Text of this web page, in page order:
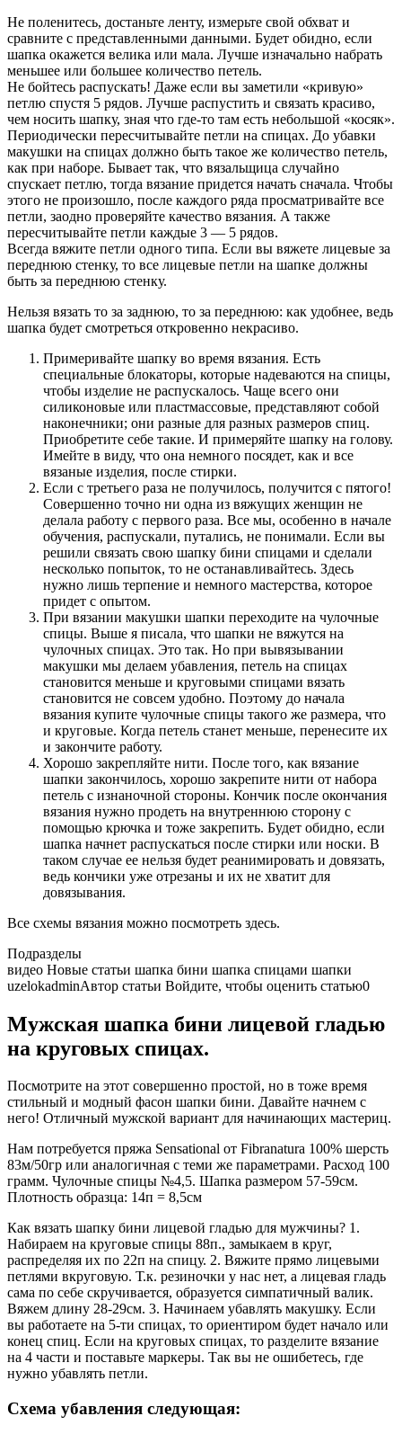
Не поленитесь, достаньте ленту, измерьте свой обхват и
сравните с представленными данными. Будет обидно, если
шапка окажется велика или мала. Лучше изначально набрать
меньшее или большее количество петель.
Не бойтесь распускать! Даже если вы заметили «кривую»
петлю спустя 5 рядов. Лучше распустить и связать красиво,
чем носить шапку, зная что где-то там есть небольшой «косяк».
Периодически пересчитывайте петли на спицах. До убавки
макушки на спицах должно быть такое же количество петель,
как при наборе. Бывает так, что вязальщица случайно
спускает петлю, тогда вязание придется начать сначала. Чтобы
этого не произошло, после каждого ряда просматривайте все
петли, заодно проверяйте качество вязания. А также
пересчитывайте петли каждые 3 — 5 рядов.
Всегда вяжите петли одного типа. Если вы вяжете лицевые за
переднюю стенку, то все лицевые петли на шапке должны
быть за переднюю стенку.
Нельзя вязать то за заднюю, то за переднюю: как удобнее, ведь
шапка будет смотреться откровенно некрасиво.
Примеривайте шапку во время вязания. Есть
специальные блокаторы, которые надеваются на спицы,
чтобы изделие не распускалось. Чаще всего они
силиконовые или пластмассовые, представляют собой
наконечники; они разные для разных размеров спиц.
Приобретите себе такие. И примеряйте шапку на голову.
Имейте в виду, что она немного посядет, как и все
вязаные изделия, после стирки.
Если с третьего раза не получилось, получится с пятого!
Совершенно точно ни одна из вяжущих женщин не
делала работу с первого раза. Все мы, особенно в начале
обучения, распускали, путались, не понимали. Если вы
решили связать свою шапку бини спицами и сделали
несколько попыток, то не останавливайтесь. Здесь
нужно лишь терпение и немного мастерства, которое
придет с опытом.
При вязании макушки шапки переходите на чулочные
спицы. Выше я писала, что шапки не вяжутся на
чулочных спицах. Это так. Но при вывязывании
макушки мы делаем убавления, петель на спицах
становится меньше и круговыми спицами вязать
становится не совсем удобно. Поэтому до начала
вязания купите чулочные спицы такого же размера, что
и круговые. Когда петель станет меньше, перенесите их
и закончите работу.
Хорошо закрепляйте нити. После того, как вязание
шапки закончилось, хорошо закрепите нити от набора
петель с изнаночной стороны. Кончик после окончания
вязания нужно продеть на внутреннюю сторону с
помощью крючка и тоже закрепить. Будет обидно, если
шапка начнет распускаться после стирки или носки. В
таком случае ее нельзя будет реанимировать и довязать,
ведь кончики уже отрезаны и их не хватит для
довязывания.
Все схемы вязания можно посмотреть здесь.
Подразделы
видео Новые статьи шапка бини шапка спицами шапки
uzelokadminАвтор статьи Войдите, чтобы оценить статью0
Мужская шапка бини лицевой гладью
на круговых спицах.
Посмотрите на этот совершенно простой, но в тоже время
стильный и модный фасон шапки бини. Давайте начнем с
него! Отличный мужской вариант для начинающих мастериц.
Нам потребуется пряжа Sensational от Fibranatura 100% шерсть
83м/50гр или аналогичная с теми же параметрами. Расход 100
грамм. Чулочные спицы №4,5. Шапка размером 57-59см.
Плотность образца: 14п = 8,5см
Как вязать шапку бини лицевой гладью для мужчины? 1.
Набираем на круговые спицы 88п., замыкаем в круг,
распределяя их по 22п на спицу. 2. Вяжите прямо лицевыми
петлями вкруговую. Т.к. резиночки у нас нет, а лицевая гладь
сама по себе скручивается, образуется симпатичный валик.
Вяжем длину 28-29см. 3. Начинаем убавлять макушку. Если
вы работаете на 5-ти спицах, то ориентиром будет начало или
конец спиц. Если на круговых спицах, то разделите вязание
на 4 части и поставьте маркеры. Так вы не ошибетесь, где
нужно убавлять петли.
Схема убавления следующая: